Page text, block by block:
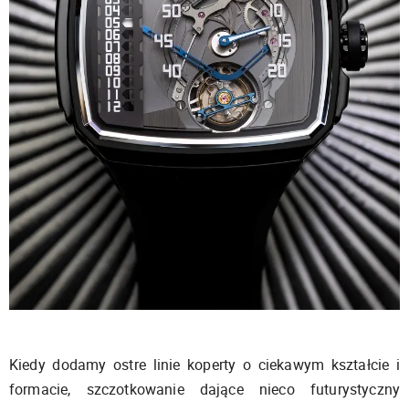
Kiedy dodamy ostre linie koperty o ciekawym kształcie i
formacie, szczotkowanie dające nieco futurystyczny